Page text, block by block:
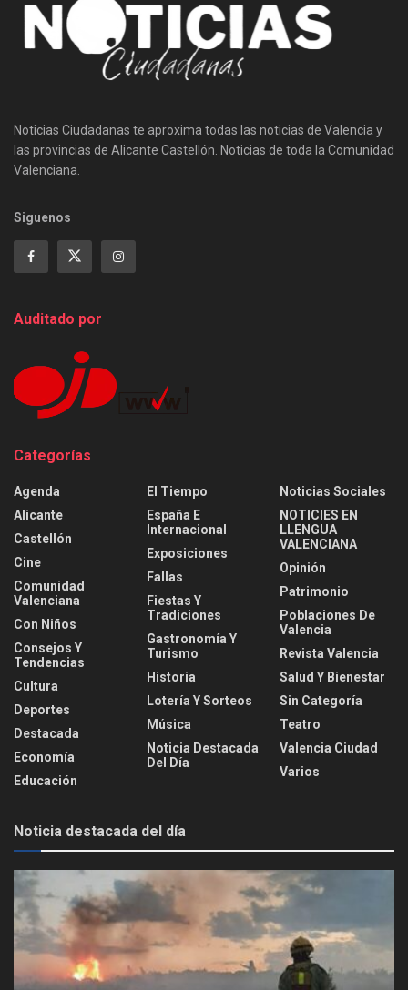
Noticias Ciudadanas te aproxima todas las noticias de Valencia y
las provincias de Alicante Castellón. Noticias de toda la Comunidad
Valenciana.
Siguenos
Auditado por
Categorías
Agenda
Alicante
Castellón
Cine
Comunidad
Valenciana
Con Niños
Consejos Y
Tendencias
Cultura
Deportes
Destacada
Economía
Educación
El Tiempo
España E
Internacional
Exposiciones
Fallas
Fiestas Y
Tradiciones
Gastronomía Y
Turismo
Historia
Lotería Y Sorteos
Música
Noticia Destacada
Del Día
Noticias Sociales
NOTICIES EN
LLENGUA
VALENCIANA
Opinión
Patrimonio
Poblaciones De
Valencia
Revista Valencia
Salud Y Bienestar
Sin Categoría
Teatro
Valencia Ciudad
Varios
Noticia destacada del día